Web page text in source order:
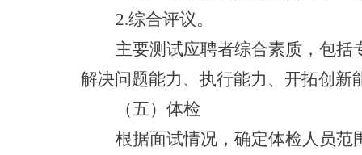
2.综合评议。
主要测试应聘者综合素质，包
解决问题能力、执行能力、开拓创新
（五）体检
根据面试情况，确定体检人员